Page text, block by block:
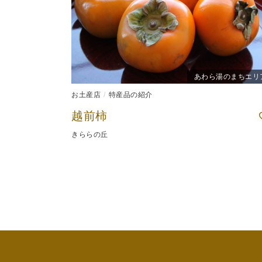
あわら湯のまちエリ
お土産店 特産品の紹介
越前柿
きららの丘